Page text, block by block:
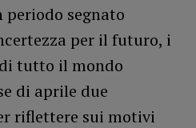
segnato
per il futuro, i
tutto il mondo
di aprile due
riflettere sui motivi